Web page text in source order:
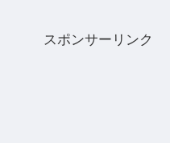
スポンサーリンク